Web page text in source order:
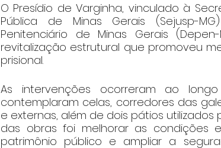
O Presídio de Varginha, vinculado à
Pública de Minas Gerais (Sejusp-
Penitenciário de Minas Gerais
revitalização estrutural que promoveu
prisional.
As intervenções ocorreram ao
contemplaram celas, corredores das
e externas, além de dois pátios
das obras foi melhorar as condições
patrimônio público e ampliar a